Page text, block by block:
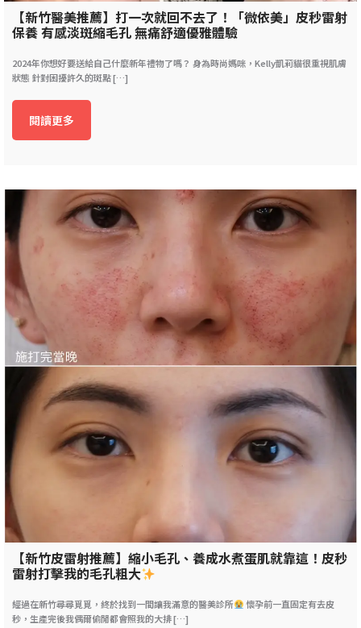
【新竹醫美推薦】打一次就回不去了！「微依美」皮秒雷射
保養 有感淡斑縮毛孔 無痛舒適優雅體驗
2024年你想好要送給自己什麼新年禮物了嗎？ 身為時尚媽咪，Kelly凱莉貓很重視肌膚
狀態 針對困擾許久的斑點 […]
閱讀更多
【新竹皮雷射推薦】縮小毛孔、養成水煮蛋肌就靠這！皮秒
雷射打擊我的毛孔粗大
經過在新竹尋尋覓覓，終於找到一間讓我滿意的醫美診所
懷孕前一直固定有去皮
秒，生產完後我偶爾偷閒都會照我的大排 […]